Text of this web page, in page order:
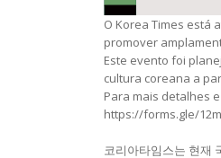
O Korea Times está
promover
Este evento foi
cultura coreana a
Para mais detalhes
https://forms.gle/
코리아타임스는 현재